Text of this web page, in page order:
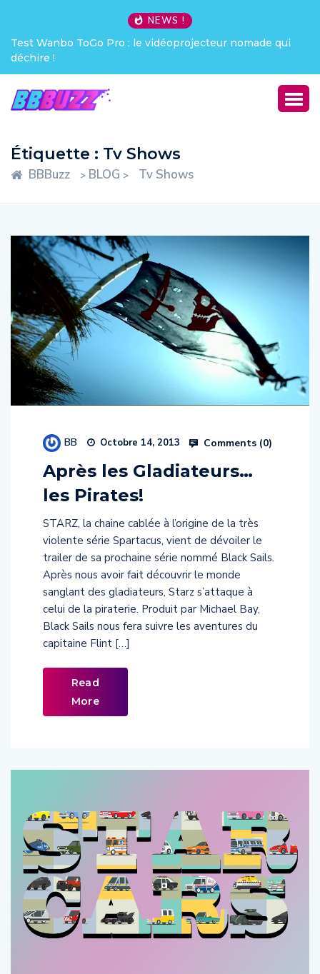
NEWS !
Creative Pebble X : j’ai été choqué !
Étiquette : Tv Shows
BBBuzz > BLOG > Tv Shows
BB Octobre 14, 2013 Comments (0)
Après les Gladiateurs…
les Pirates!
STARZ, la chaine cablée à l’origine de la très
violente série Spartacus, vient de dévoiler le
trailer de sa prochaine série nommé Black Sails.
Après nous avoir fait découvrir le monde
sanglant des gladiateurs, Starz s’attaque à
celui de la piraterie. Produit par Michael Bay,
Black Sails nous fera suivre les aventures du
capitaine Flint […]
Read
More